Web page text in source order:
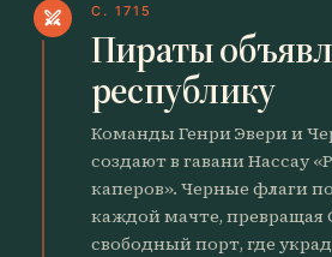
swords C. 1715
Пираты
республику
Команды Генри Эвери и
создают в гавани Нассау
каперов». Черные флаги
каждой мачте, превращая
свободный порт, где